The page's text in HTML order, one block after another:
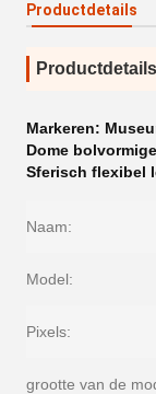
Productdetails
Productdetails
Markeren:
Dome
Sferisch flexibel
Naam:
Model:
Pixels:
grootte van de